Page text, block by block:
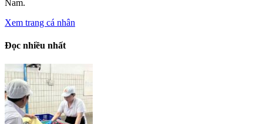
Nam.
Xem trang cá nhân
Đọc nhiều nhất